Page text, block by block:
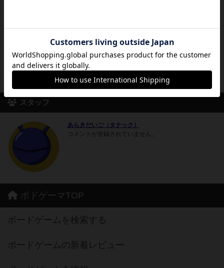
毎週木曜日（祝日の場合は営業）
備考
月会員2500円。卓予約、貸し切り可。開店時間繰り上げに応じま
す。
4卓18席
スタッフ
あらきだいご（タナック）
コメントが登録されていません。
ボドゲーマTOP
ボードゲームを検索する
ボードゲームの新着レビュー